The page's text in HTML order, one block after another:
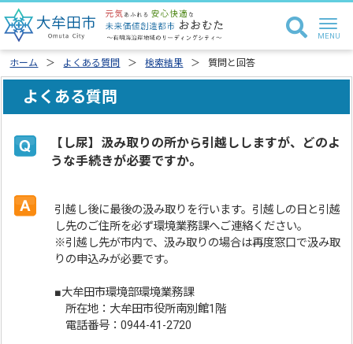
ホーム よくある質問 検索結果 質問と回答
よくある質問
【し尿】汲み取りの所から引越ししますが、どのよ
うな手続きが必要ですか。
引越し後に最後の汲み取りを行います。引越しの日と引越
し先のご住所を必ず環境業務課へご連絡ください。
※引越し先が市内で、汲み取りの場合は再度窓口で汲み取
りの申込みが必要です。
■大牟田市環境部環境業務課
所在地：大牟田市役所南別館1階
電話番号：0944-41-2720